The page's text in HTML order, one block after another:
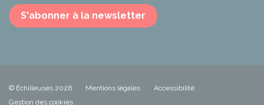
S'abonner à la newsletter
© Échilleuses 2026 Mentions légales
Accessibilité
Gestion des cookies